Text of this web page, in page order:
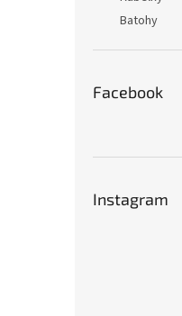
Batohy
Facebook
Instagram